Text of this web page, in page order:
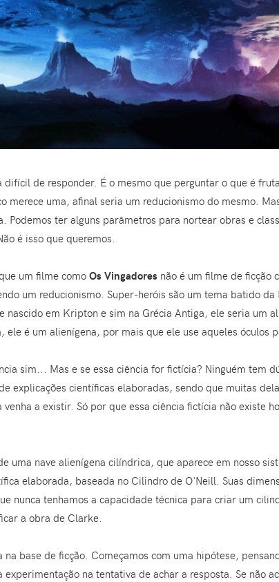
difícil de responder. É o mesmo que perguntar o que é
merece uma, afinal seria um reducionismo do mesmo.
Podemos ter alguns parâmetros para nortear obras e
é isso que queremos.
um filme como Os Vingadores não é um filme de ficção
um reducionismo. Super-heróis são um tema batido
nascido em Kripton e sim na Grécia Antiga, ele seria um
ele é um alienígena, por mais que ele use aqueles óculos
sim... Mas e se essa ciência for fictícia? Ninguém tem
explicações científicas elaboradas, sendo que muitas
a existir. Só por que essa ciência fictícia não existe
uma nave alienígena cilíndrica, que aparece em nosso
elaborada, baseada no Cilindro de O'Neill. Suas
nunca tenhamos a capacidade técnica para criar um
a obra de Clarke.
base de ficção. Começamos com uma hipótese,
experimentação na tentativa de achar a resposta. Se não